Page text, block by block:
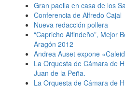
Gran paella en casa de los
Conferencia de Alfredo Cajal
Nueva redacción pollera
“Capricho Alfindeño”, Mejor
Aragón 2012
Andrea Auset expone
La Orquesta de Cámara de
Juan de la Peña.
La Orquesta de Cámara de